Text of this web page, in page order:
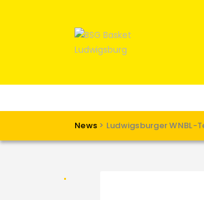
News > Ludwigsburger